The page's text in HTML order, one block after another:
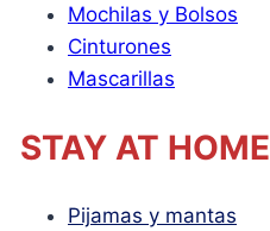
Mochilas y Bolsos
Cinturones
Mascarillas
STAY AT HOME
Pijamas y mantas